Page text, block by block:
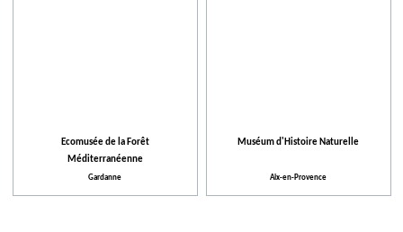
Activités proposées
Ecomusée de la Forêt
Méditerranéenne
Gardanne
Muséum d'Histoire Naturelle
Aix-en-Provence